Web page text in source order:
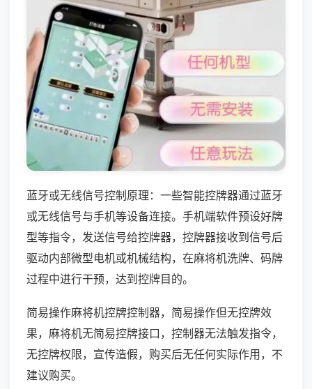
蓝牙或无线信号控制原理：一些智能控牌器通过蓝牙
或无线信号与手机等设备连接。手机端软件预设好牌
型等指令，发送信号给控牌器，控牌器接收到信号后
驱动内部微型电机或机械结构，在麻将机洗牌、码牌
过程中进行干预，达到控牌目的。
简易操作麻将机控牌控制器，简易操作但无控牌效
果，麻将机无简易控牌接口，控制器无法触发指令，
无控牌权限，宣传造假，购买后无任何实际作用，不
建议购买。